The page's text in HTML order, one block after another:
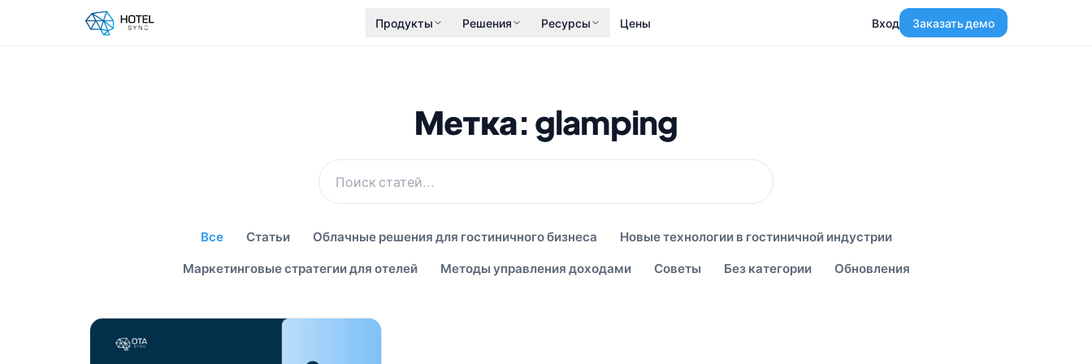
Продукты Решения Ресурсы Цены Вход Заказать демо
Метка: glamping
Все Статьи Облачные решения для гостиничного бизнеса Новые технологии в гостиничной индустрии
Маркетинговые стратегии для отелей Методы управления доходами Советы Без категории Обновления